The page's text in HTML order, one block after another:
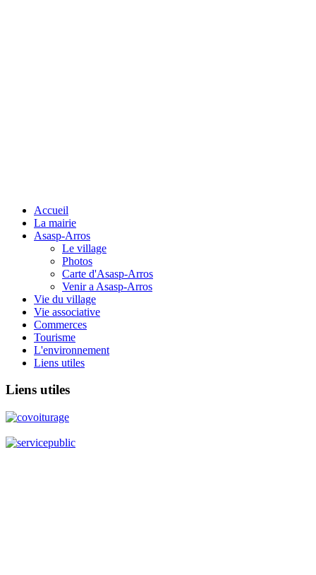
Accueil
La mairie
Asasp-Arros
Le village
Photos
Carte d'Asasp-Arros
Venir a Asasp-Arros
Vie du village
Vie associative
Commerces
Tourisme
L'environnement
Liens utiles
Liens utiles